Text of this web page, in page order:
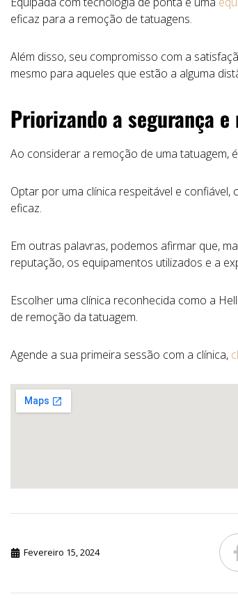
eficaz para a remoção de tatuagens.
Além disso, seu compromisso com a
mesmo para aqueles que estão a alguma
Priorizando a segurança
Ao considerar a remoção de uma tatuagem,
Optar por uma clínica respeitável e
eficaz.
Em outras palavras, podemos afirmar que,
reputação, os equipamentos utilizados e a
Escolher uma clínica reconhecida como a
de remoção da tatuagem.
Agende a sua primeira sessão com a clínica,
Fevereiro 15, 2024